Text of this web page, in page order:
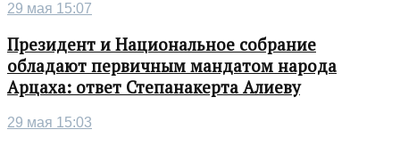
29 мая 15:07
Президент и Национальное собрание
обладают первичным мандатом народа
Арцаха: ответ Степанакерта Алиеву
29 мая 15:03